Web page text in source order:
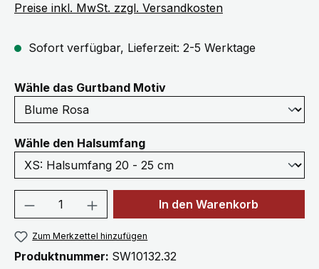
Preise inkl. MwSt. zzgl. Versandkosten
Sofort verfügbar, Lieferzeit: 2-5 Werktage
Wähle das Gurtband Motivauswählen
Wähle den Halsumfangauswählen
Produkt Anzahl: Gib denIn den Warenkorb
Zum Merkzettel hinzufügen
Produktnummer: SW10132.32